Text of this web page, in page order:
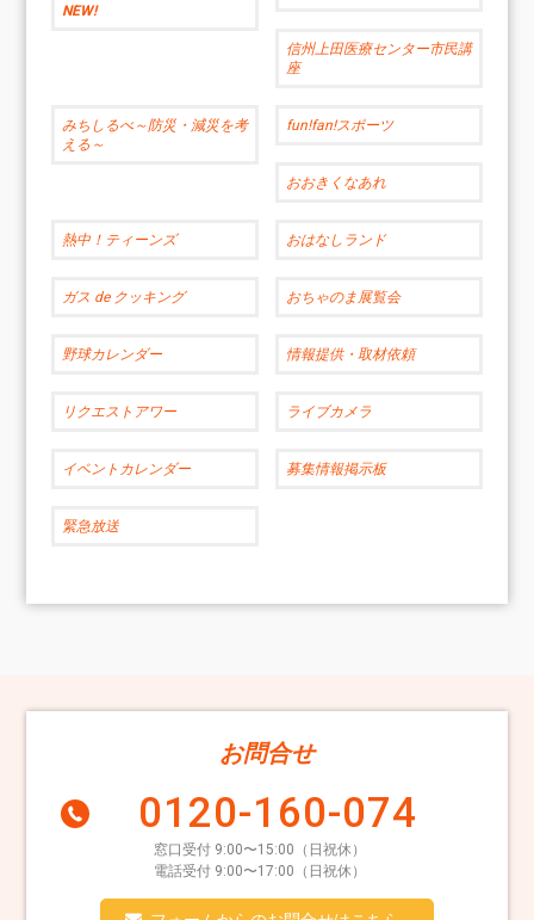
NEW!
信州上田医療センター市民講
座
みちしるべ～防災・減災を考
える～
fun!fan!スポーツ
おおきくなあれ
熱中！ティーンズ おはなしランド
ガス de クッキング おちゃのま展覧会
野球カレンダー 情報提供・取材依頼
リクエストアワー ライブカメラ
イベントカレンダー 募集情報掲示板
緊急放送
お問合せ
0120-160-074
窓口受付 9:00〜15:00（日祝休）
電話受付 9:00〜17:00（日祝休）